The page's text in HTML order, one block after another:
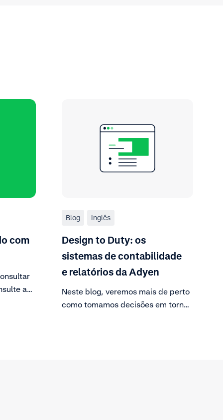
com
a
Blog Inglês
Design to Duty: os
sistemas de contabilidade
e relatórios da Adyen
Neste blog, veremos mais de perto
como tomamos decisões em torno